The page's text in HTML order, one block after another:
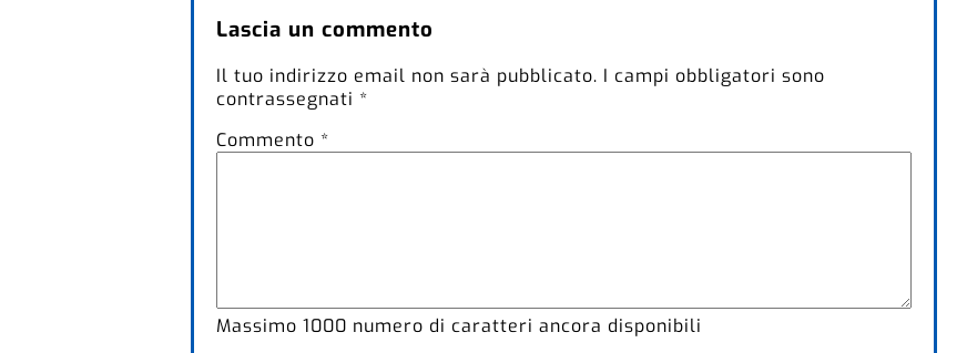
Lascia un commento
Il tuo indirizzo email non sarà pubblicato. I campi obbligatori sono
contrassegnati *
Commento *
Massimo 1000 numero di caratteri ancora disponibili